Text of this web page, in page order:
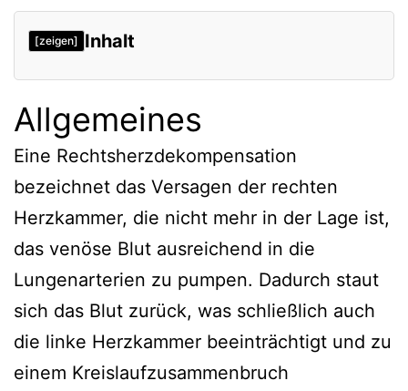
[zeigen] Inhalt
Allgemeines
Eine Rechtsherzdekompensation
bezeichnet das Versagen der rechten
Herzkammer, die nicht mehr in der Lage ist,
das venöse Blut ausreichend in die
Lungenarterien zu pumpen. Dadurch staut
sich das Blut zurück, was schließlich auch
die linke Herzkammer beeinträchtigt und zu
einem Kreislaufzusammenbruch